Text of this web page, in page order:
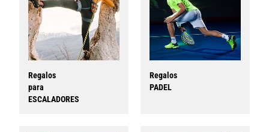
Regalos
para
ESCALADORES
Regalos
PADEL